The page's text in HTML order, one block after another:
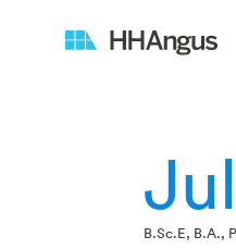
B.Sc.E, B.A.,